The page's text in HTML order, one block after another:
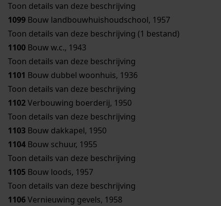
Toon details van deze beschrijving
1099 Bouw landbouwhuishoudschool, 1957
Toon details van deze beschrijving (1 bestand)
1100 Bouw w.c., 1943
Toon details van deze beschrijving
1101 Bouw dubbel woonhuis, 1936
Toon details van deze beschrijving
1102Verbouwing boerderij, 1950
Toon details van deze beschrijving
1103 Bouw dakkapel, 1950
1104 Bouw schuur, 1955
Toon details van deze beschrijving
1105 Bouw loods, 1957
Toon details van deze beschrijving
1106Vernieuwing gevels, 1958